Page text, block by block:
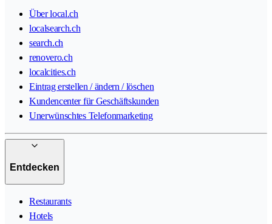
Über local.ch
localsearch.ch
search.ch
renovero.ch
localcities.ch
Eintrag erstellen / ändern / löschen
Kundencenter für Geschäftskunden
Unerwünschtes Telefonmarketing
Entdecken
Restaurants
Hotels